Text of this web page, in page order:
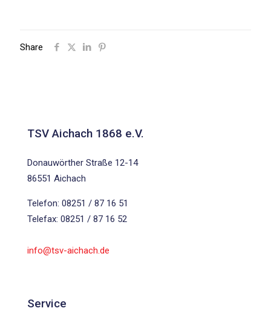
Share
TSV Aichach 1868 e.V.
Donauwörther Straße 12-14
86551 Aichach
Telefon: 08251 / 87 16 51
Telefax: 08251 / 87 16 52
info@tsv-aichach.de
Service